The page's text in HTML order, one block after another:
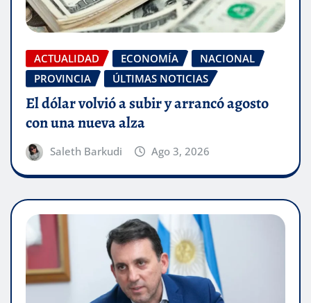
ACTUALIDAD ECONOMÍA
NACIONAL
PROVINCIA
ÚLTIMAS NOTICIAS
El dólar volvió a subir y arrancó agosto
con una nueva alza
Saleth Barkudi Ago 3, 2026